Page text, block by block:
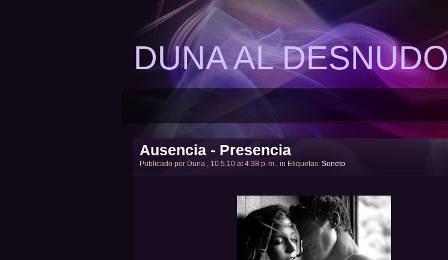
DUNA AL DESNUDO
Ausencia - Presencia
Publicado por Duna , 10.5.10 at 4:38 p. m., in Etiquetas: Soneto